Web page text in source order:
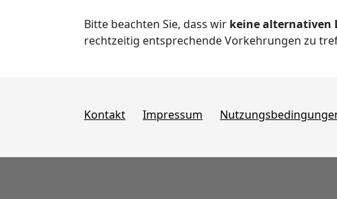
Bitte beachten Sie, dass wir keine alternativen
rechtzeitig entsprechende Vorkehrungen zu
Kontakt Impressum